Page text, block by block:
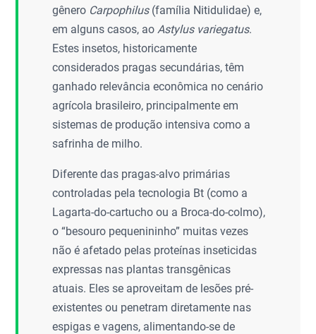
gênero Carpophilus(família Nitidulidae) e,
em alguns casos, aoAstylus variegatus.
Estes insetos, historicamente
considerados pragas secundárias, têm
ganhado relevância econômica no cenário
agrícola brasileiro, principalmente em
sistemas de produção intensiva como a
safrinha de milho.
Diferente das pragas-alvo primárias
controladas pela tecnologia Bt (como a
Lagarta-do-cartucho ou a Broca-do-colmo),
o “besouro pequenininho” muitas vezes
não é afetado pelas proteínas inseticidas
expressas nas plantas transgênicas
atuais. Eles se aproveitam de lesões pré-
existentes ou penetram diretamente nas
espigas e vagens, alimentando-se de